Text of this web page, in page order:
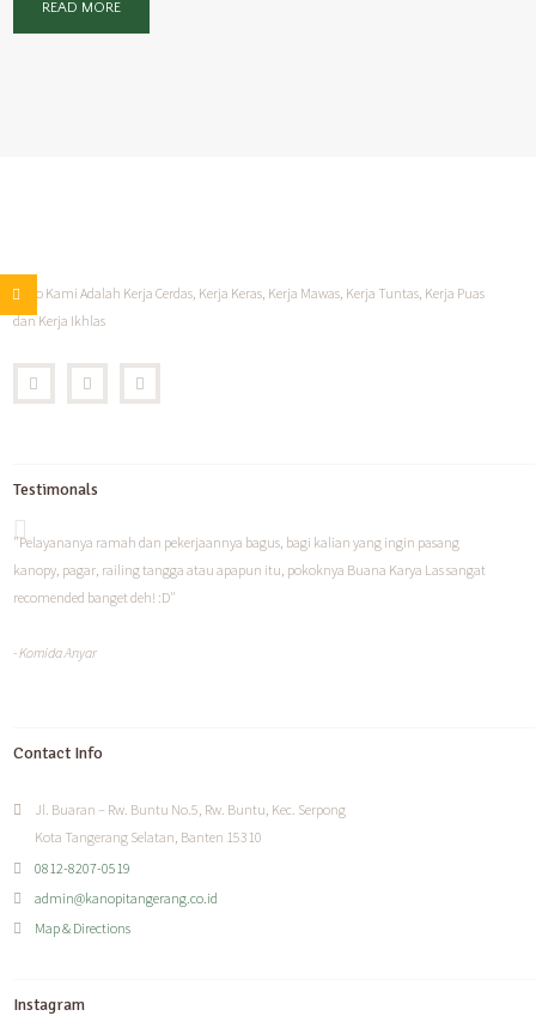
READ MORE
Moto Kami Adalah Kerja Cerdas, Kerja Keras, Kerja Mawas, Kerja Tuntas, Kerja Puas
dan Kerja Ikhlas
Testimonals
"Pelayananya ramah dan pekerjaannya bagus, bagi kalian yang ingin pasang
kanopy, pagar, railing tangga atau apapun itu, pokoknya Buana Karya Las sangat
recomended banget deh! :D"
- Komida Anyar
Contact Info
Jl. Buaran – Rw. Buntu No.5, Rw. Buntu, Kec. Serpong
Kota Tangerang Selatan, Banten 15310
0812-8207-0519
admin@kanopitangerang.co.id
Map & Directions
Instagram